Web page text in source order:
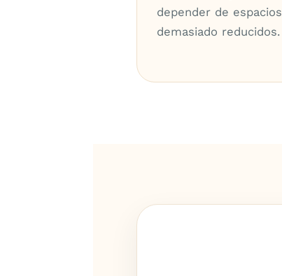
depender de espacios
demasiado reducidos.